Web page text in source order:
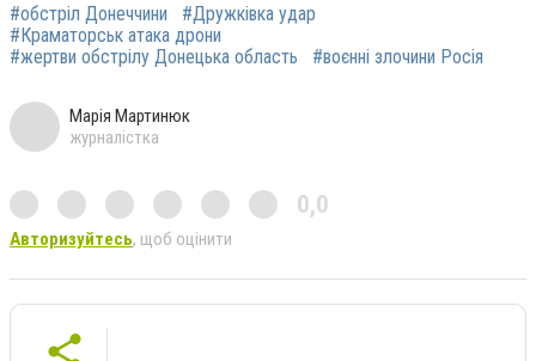
#обстріл Донеччини
#Дружківка удар
#Краматорськ атака дрони
#жертви обстрілу Донецька область
#воєнні злочини Росія
Марія Мартинюк
журналістка
0,0
Авторизуйтесь, щоб оцінити